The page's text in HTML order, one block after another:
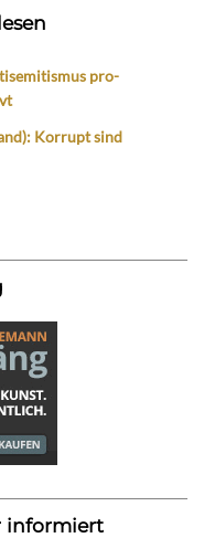
pro-
Korrupt sind
informiert